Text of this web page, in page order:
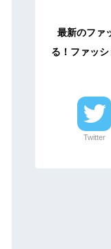
最新のファ
る！ファッ
Twitter